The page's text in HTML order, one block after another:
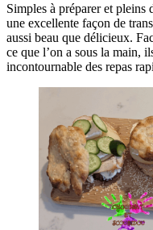
Simples à préparer et pleins
une excellente façon de
aussi beau que délicieux.
ce que l’on a sous la main,
incontournable des repas